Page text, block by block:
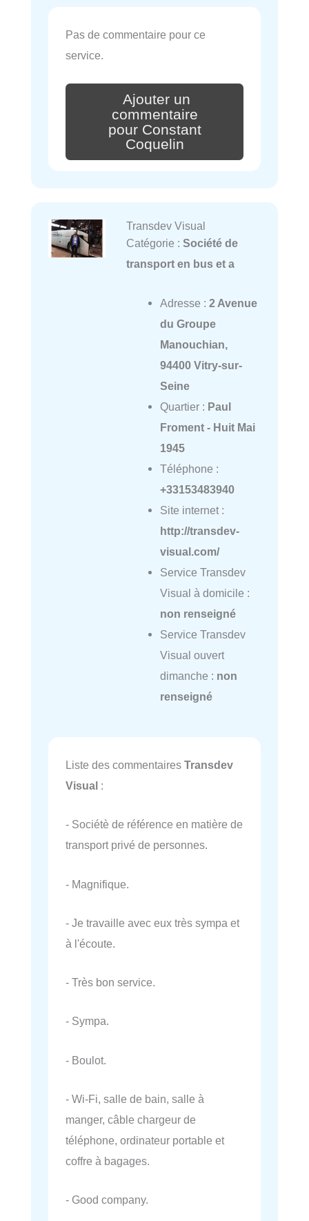
Pas de commentaire pour ce
service.
Ajouter un
commentaire
pour Constant
Coquelin
Transdev Visual
Catégorie : Société de
transport en bus et a
Adresse : 2 Avenue
du Groupe
Manouchian,
94400 Vitry-sur-
Seine
Quartier : Paul
Froment - Huit Mai
1945
Téléphone :
+33153483940
Site internet :
http://transdev-
visual.com/
Service Transdev
Visual à domicile :
non renseigné
Service Transdev
Visual ouvert
dimanche : non
renseigné
Liste des commentaires Transdev
Visual :
- Sociétè de référence en matière de
transport privé de personnes.
- Magnifique.
- Je travaille avec eux très sympa et
à l'écoute.
- Très bon service.
- Sympa.
- Boulot.
- Wi-Fi, salle de bain, salle à
manger, câble chargeur de
téléphone, ordinateur portable et
coffre à bagages.
- Good company.